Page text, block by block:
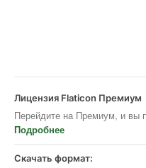
Лицензия Flaticon Премиум
Перейдите на Премиум, и вы
Подробнее
Скачать формат: